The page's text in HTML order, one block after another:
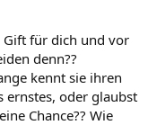
Gift für dich und vor
denn??
kennt sie ihren
ernstes, oder glaubst
Chance?? Wie